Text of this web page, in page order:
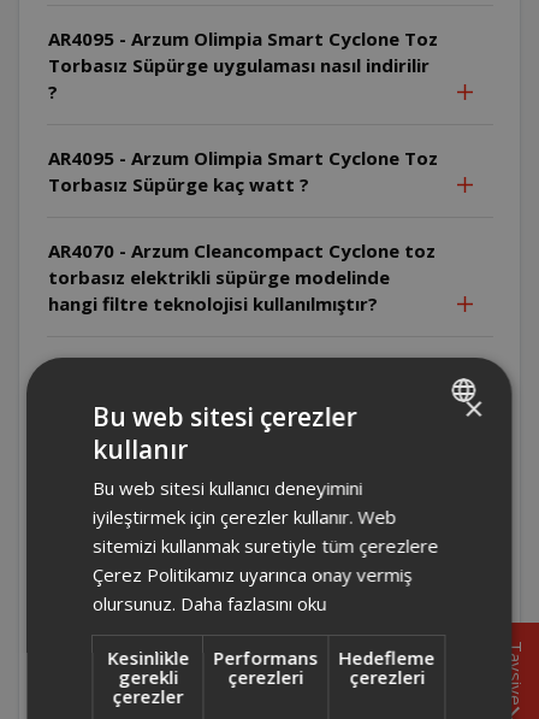
AR4095 - Arzum Olimpia Smart Cyclone Toz
Torbasız Süpürge uygulaması nasıl indirilir
?
AR4095 - Arzum Olimpia Smart Cyclone Toz
Torbasız Süpürge kaç watt ?
AR4070 - Arzum Cleancompact Cyclone toz
torbasız elektrikli süpürge modelinde
hangi filtre teknolojisi kullanılmıştır?
AR4070 - Arzum Cleancompact Cyclone toz
torbası kullanılması gerekiyor mu?
AR4070 - Arzum Cleancompact Cyclone toz torbasız
elektrikli süpürge torbasız süpürge sınıfında olduğu
için toz torbası gerektirmez; cihazda pratik bir toz
haznesi bulunur.
AR4070 - Arzum Cleancompact Cyclone toz
toplama haznesi ne kadar hacme sahiptir?
Tavsiye
×
Bu web sitesi çerezler
kullanır
Bu web sitesi kullanıcı deneyimini
iyileştirmek için çerezler kullanır. Web
sitemizi kullanmak suretiyle tüm çerezlere
Çerez Politikamız uyarınca onay vermiş
olursunuz. Daha fazlasını oku
Kesinlikle
gerekli
çerezler
Performans
çerezleri
Hedefleme
çerezleri